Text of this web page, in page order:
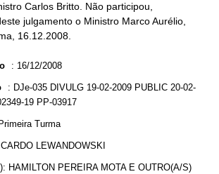
Carlos Britto. Não participou,
julgamento o Ministro Marco Aurélio,
16.12.2008.
: 16/12/2008
: DJe-035 DIVULG 19-02-2009 PUBLIC 20-02-
19 PP-03917
Primeira Turma
LEWANDOWSKI
HAMILTON PEREIRA MOTA E OUTRO(A/S)